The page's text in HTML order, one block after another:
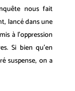
nous fait
lancé dans une
à l’oppression
Si bien qu’en
suspense, on a